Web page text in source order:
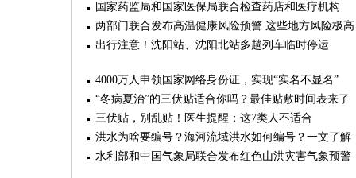
国家药监局和国家医保局联合检查药店和医疗机构
两部门联合发布高温健康风险预警 这些地方风险极高
出行注意！沈阳站、沈阳北站多趟列车临时停运
4000万人申领国家网络身份证，实现“实名不显名”
“冬病夏治”的三伏贴适合你吗？最佳贴敷时间表来了
三伏贴，别乱贴！医生提醒：这7类人不适合
洪水为啥要编号？海河流域洪水如何编号？一文了解
水利部和中国气象局联合发布红色山洪灾害气象预警